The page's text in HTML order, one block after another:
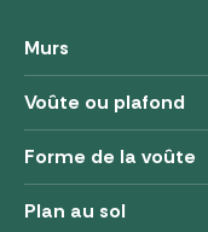
Murs
Voûte ou plafond
Forme de la voûte
Plan au sol